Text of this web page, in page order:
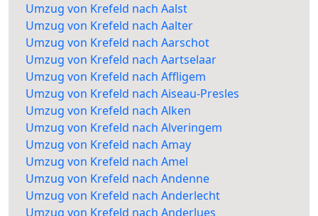
Umzug von Krefeld nach Aalst
Umzug von Krefeld nach Aalter
Umzug von Krefeld nach Aarschot
Umzug von Krefeld nach Aartselaar
Umzug von Krefeld nach Affligem
Umzug von Krefeld nach Aiseau-Presles
Umzug von Krefeld nach Alken
Umzug von Krefeld nach Alveringem
Umzug von Krefeld nach Amay
Umzug von Krefeld nach Amel
Umzug von Krefeld nach Andenne
Umzug von Krefeld nach Anderlecht
Umzug von Krefeld nach Anderlues